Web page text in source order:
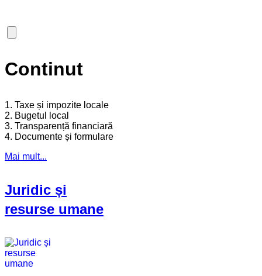
Continut
1. Taxe și impozite locale
2. Bugetul local
3. Transparență financiară
4. Documente și formulare
Mai mult...
Juridic și
resurse umane